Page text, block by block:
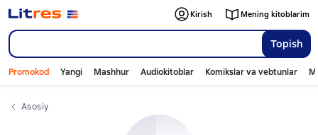
Topish
Kirish Mening kitoblarim
Promokod Yangi Mashhur Audiokitoblar Komikslar va vebtunlar
Asosiy
Слайдер с книгами